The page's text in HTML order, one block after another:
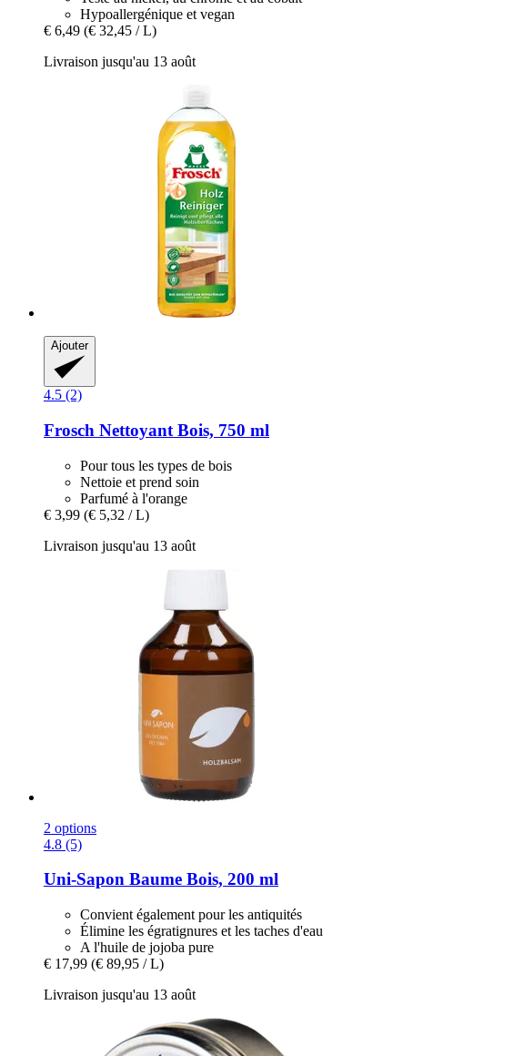
Hypoallergénique et vegan
€ 6,49 (€ 32,45 / L)
Livraison jusqu'au 13 août
Ajouter
4.5 (2)
Frosch Nettoyant Bois, 750 ml
Pour tous les types de bois
Nettoie et prend soin
Parfumé à l'orange
€ 3,99 (€ 5,32 / L)
Livraison jusqu'au 13 août
2 options
4.8 (5)
Uni-Sapon Baume Bois, 200 ml
Convient également pour les antiquités
Élimine les égratignures et les taches d'eau
A l'huile de jojoba pure
€ 17,99 (€ 89,95 / L)
Livraison jusqu'au 13 août